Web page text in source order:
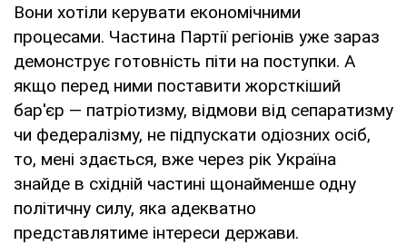
Вони хотіли керувати економічними
процесами. Частина Партії регіонів уже зараз
демонструє готовність піти на поступки. А
якщо перед ними поставити жорсткіший
бар'єр — патріотизму, відмови від сепаратизму
чи федералізму, не підпускати одіозних осіб,
то, мені здається, вже через рік Україна
знайде в східній частині щонайменше одну
політичну силу, яка адекватно
представлятиме інтереси держави.